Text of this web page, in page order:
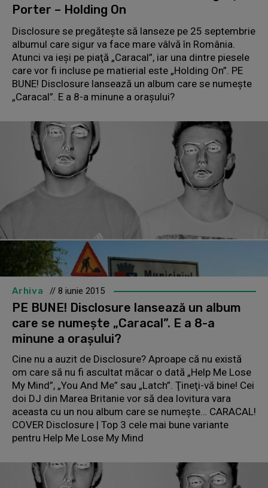
Porter – Holding On
Disclosure se pregăteşte să lanseze pe 25 septembrie
albumul care sigur va face mare vâlvă în România.
Atunci va ieşi pe piaţă „Caracal”, iar una dintre piesele
care vor fi incluse pe matierial este „Holding On”. PE
BUNE! Disclosure lansează un album care se numeşte
„Caracal”. E a 8-a minune a oraşului?
Arhiva // 8 iunie 2015
PE BUNE! Disclosure lansează un album
care se numeşte „Caracal”. E a 8-a
minune a oraşului?
Cine nu a auzit de Disclosure? Aproape că nu există
om care să nu fi ascultat măcar o dată „Help Me Lose
My Mind”, „You And Me” sau „Latch”. Ţineţi-vă bine! Cei
doi DJ din Marea Britanie vor să dea lovitura vara
aceasta cu un nou album care se numeşte… CARACAL!
COVER Disclosure | Top 3 cele mai bune variante
pentru Help Me Lose My Mind